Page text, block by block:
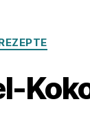
Kategorien